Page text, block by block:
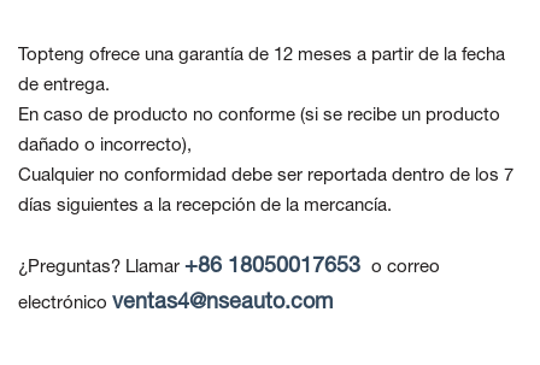
Topteng ofrece una garantía de 12 meses a partir de la fecha
de entrega.
En caso de producto no conforme (si se recibe un producto
dañado o incorrecto),
Cualquier no conformidad debe ser reportada dentro de los 7
días siguientes a la recepción de la mercancía.
¿Preguntas? Llamar +86 18050017653 o correo
electrónico ventas4@nseauto.com